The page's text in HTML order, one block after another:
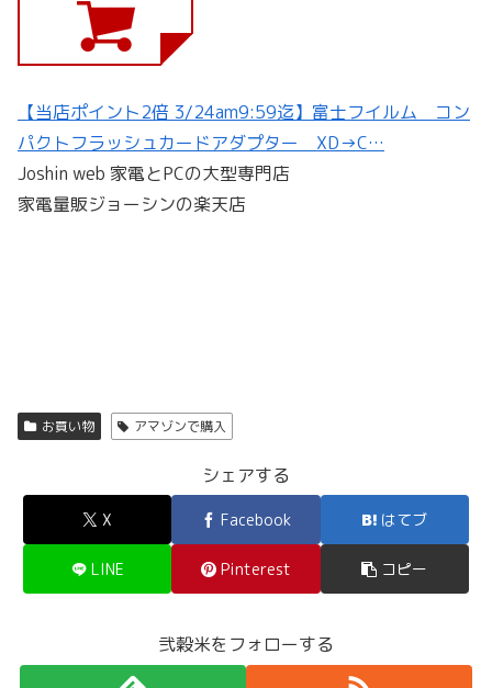
【当店ポイント2倍 3/24am9:59迄】富士フイルム コン
パクトフラッシュカードアダプター XD→C…
Joshin web 家電とPCの大型専門店
家電量販ジョーシンの楽天店
お買い物 アマゾンで購入
シェアする
X Facebook はてブ
LINE Pinterest コピー
弐穀米をフォローする